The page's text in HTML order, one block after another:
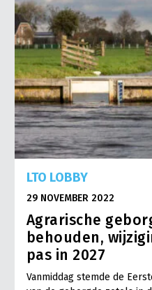
LTO LOBBY
29 NOVEMBER 2022
Agrarische
behouden,
pas in 2027
Vanmiddag stemde de